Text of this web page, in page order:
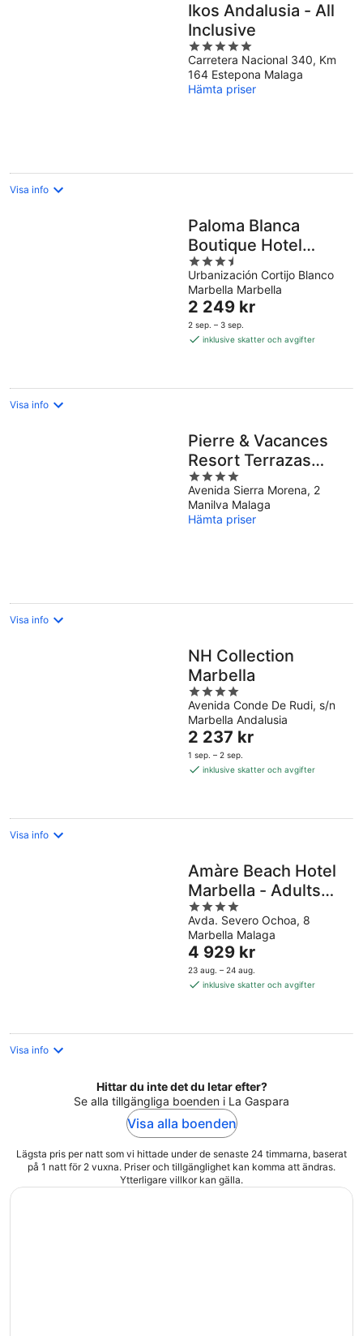
Ikos Andalusia - All
Inclusive
5
out
of
5
Carretera Nacional 340, Km
164 Estepona Malaga
Hämta priser
Visa info
Paloma Blanca
Boutique Hotel
Puerto Banus
3.5
out
of
5
Urbanización Cortijo Blanco
Marbella Marbella
Priset
är
2 249 kr
2 249 kr
2 sep. – 3 sep.
inklusive skatter och avgifter
Visa info
Pierre & Vacances
Resort Terrazas
Costa del Sol
4
out
of
5
Avenida Sierra Morena, 2
Manilva Malaga
Hämta priser
Visa info
NH Collection
Marbella
4
out
of
5
Avenida Conde De Rudi, s/n
Marbella Andalusia
Priset
är
2 237 kr
2 237 kr
1 sep. – 2 sep.
inklusive skatter och avgifter
Visa info
Amàre Beach Hotel
Marbella - Adults
Recommended
4
out
of
5
Avda. Severo Ochoa, 8
Marbella Malaga
Priset
är
4 929 kr
4 929 kr
23 aug. – 24 aug.
inklusive skatter och avgifter
Visa info
Hittar du inte det du letar efter?
Se alla tillgängliga boenden i La Gaspara
Visa alla boenden
Lägsta pris per natt som vi hittade under de senaste 24 timmarna, baserat
på 1 natt för 2 vuxna. Priser och tillgänglighet kan komma att ändras.
Ytterligare villkor kan gälla.